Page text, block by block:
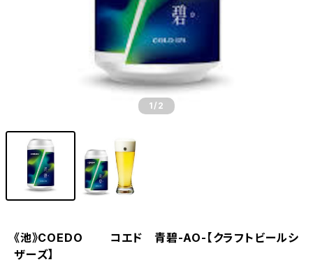
1 /2
《池》COEDO コエド 青碧-AO-【クラフトビールシ
ザーズ】